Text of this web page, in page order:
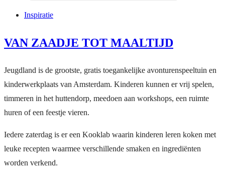
Inspiratie
VAN ZAADJE TOT MAALTIJD
Jeugdland is de grootste, gratis toegankelijke avonturenspeeltuin en
kinderwerkplaats van Amsterdam. Kinderen kunnen er vrij spelen,
timmeren in het huttendorp, meedoen aan workshops, een ruimte
huren of een feestje vieren.
Iedere zaterdag is er een Kooklab waarin kinderen leren koken met
leuke recepten waarmee verschillende smaken en ingrediënten
worden verkend.